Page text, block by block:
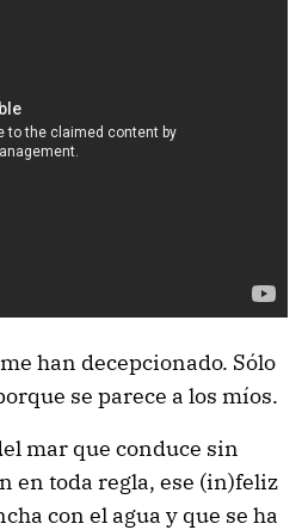
han decepcionado. Sólo
se parece a los míos.
mar que conduce sin
en toda regla, ese (in)feliz
con el agua y que se ha